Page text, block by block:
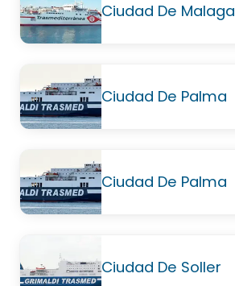
Ciudad De Malaga
Ciudad De Palma
Ciudad De Palma
Ciudad De Soller